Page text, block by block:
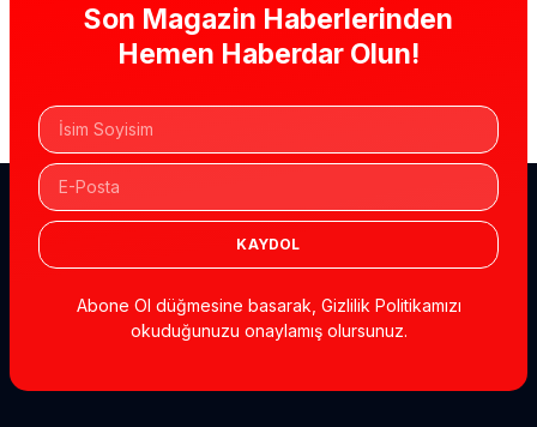
Son Magazin Haberlerinden
Hemen Haberdar Olun!
KAYDOL
Abone Ol düğmesine basarak, Gizlilik Politikamızı
okuduğunuzu onaylamış olursunuz.